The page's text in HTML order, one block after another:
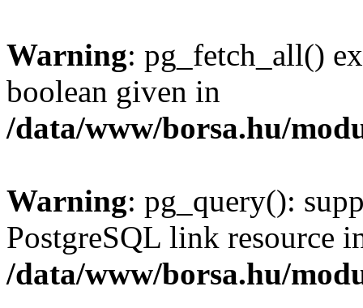
Warning: pg_fetch_all()
boolean given in
/data/www/borsa.hu/
Warning: pg_query():
PostgreSQL link resource
/data/www/borsa.hu/